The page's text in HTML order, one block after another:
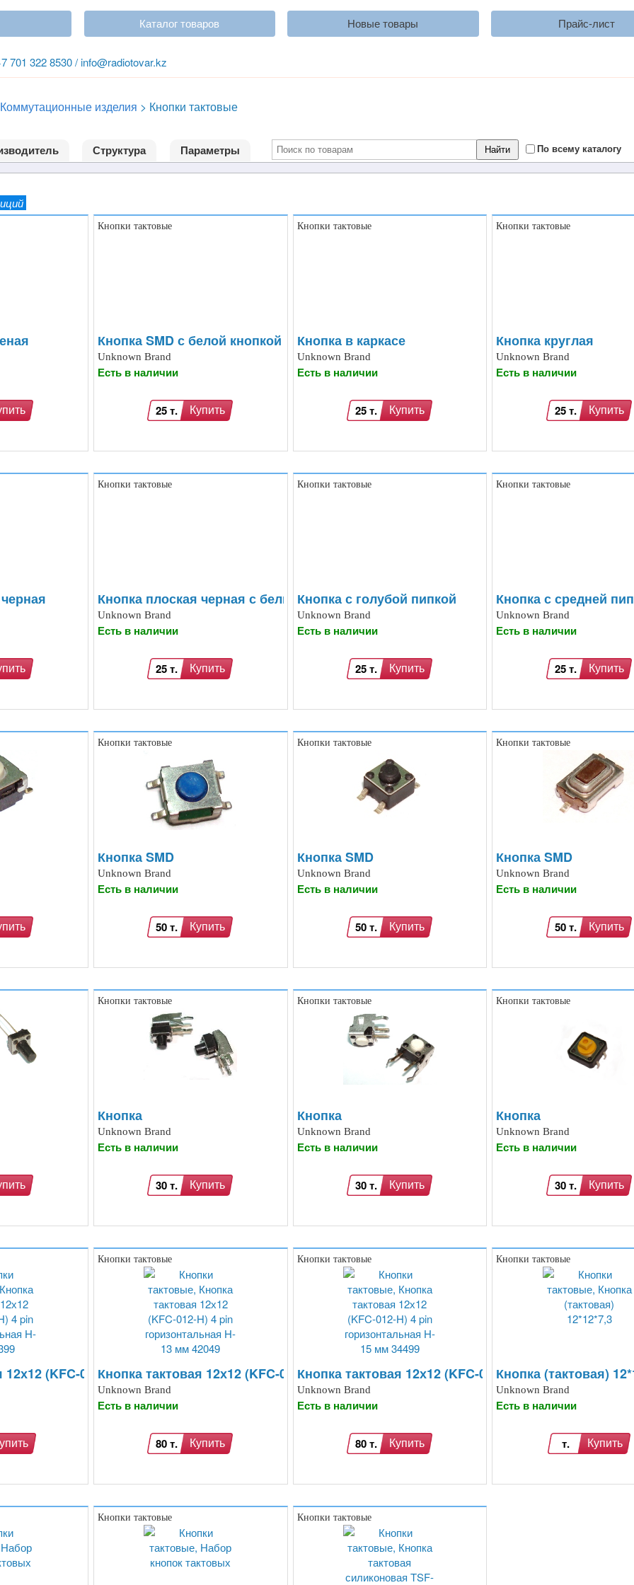
Каталог товаров Новые товары Прайс-лист
701 322 8530 / info@radiotovar.kz
Коммутационные изделия > Кнопки тактовые
Структура Параметры По всему каталогу
Кнопки тактовые
Кнопка SMD с белой кнопкой
Unknown Brand
Есть в наличии
Купить
25 т.
Кнопки тактовые
Кнопка в каркасе
Unknown Brand
Есть в наличии
Купить
25 т.
Кнопки тактовые
Кнопка круглая
Unknown Brand
Есть в наличии
Купить
25 т.
Кнопки тактовые
Кнопка плоская черная с белым
Unknown Brand
Есть в наличии
Купить
25 т.
Кнопки тактовые
Кнопка с голубой пипкой
Unknown Brand
Есть в наличии
Купить
25 т.
Кнопки тактовые
Кнопка с средней
Unknown Brand
Есть в наличии
Купить
25 т.
Кнопки тактовые
Кнопка SMD
Unknown Brand
Есть в наличии
Купить
50 т.
Кнопки тактовые
Кнопка SMD
Unknown Brand
Есть в наличии
Купить
50 т.
Кнопки тактовые
Кнопка SMD
Unknown Brand
Есть в наличии
Купить
50 т.
Кнопки тактовые
Кнопка
Unknown Brand
Есть в наличии
Купить
30 т.
Кнопки тактовые
Кнопка
Unknown Brand
Есть в наличии
Купить
30 т.
Кнопки тактовые
Кнопка
Unknown Brand
Есть в наличии
Купить
30 т.
12х12 (KFC-012-H) 4 pin горизонтальная H- 9 мм 1399
Кнопки тактовые
Кнопка тактовая 12х12 (KFC-012-H) 4 pin горизонтальная H-13 мм 42049
Unknown Brand
Есть в наличии
Купить
80 т.
Кнопки тактовые
Кнопка тактовая 12х12 (KFC-012-H) 4 pin
Unknown Brand
Есть в наличии
Купить
80 т.
Кнопки тактовые
Кнопка (тактовая)
Unknown Brand
Есть в наличии
Купить
т.
Кнопки тактовые Кнопки тактовые